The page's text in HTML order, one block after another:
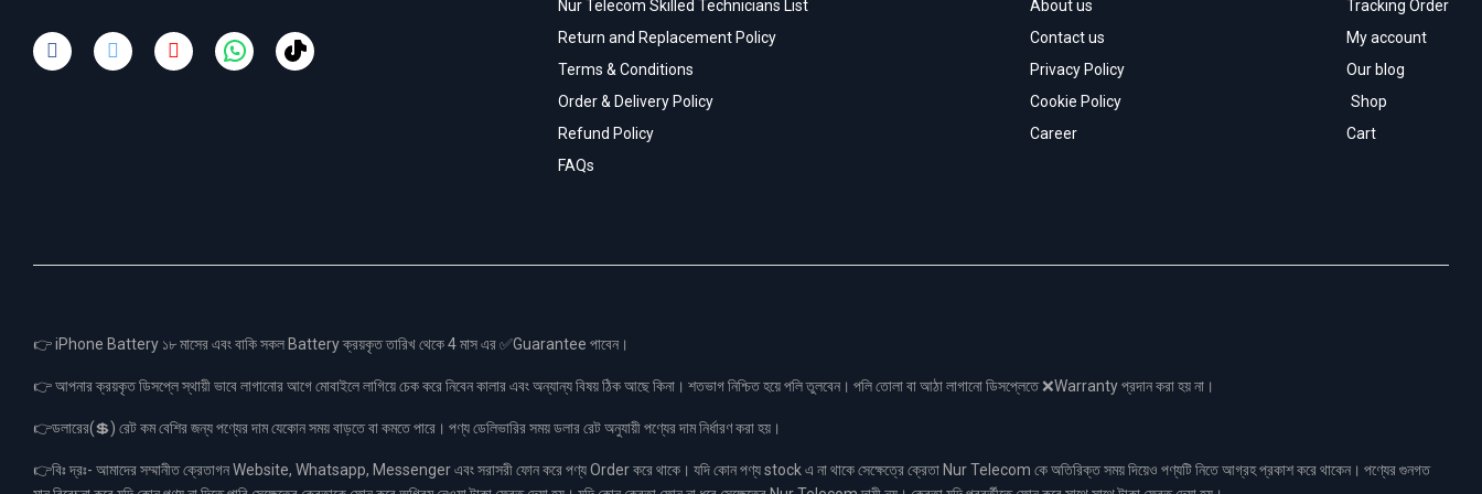
Nur Telecom Skilled Technicians List
Return and Replacement Policy
Terms & Conditions
Order & Delivery Policy
Refund Policy
FAQs
About us
Contact us
Privacy Policy
Cookie Policy
Career
Tracking Order
My account
Our blog
Shop
Cart
👉 iPhone Battery ১৮ মাসের এবং বাকি সকল Battery ক্রয়কৃত তারিখ থেকে 4 মাস এর ✅Guarantee পাবেন।
👉 আপনার ক্রয়কৃত ডিসপ্লে স্থায়ী ভাবে লাগানোর আগে মোবাইলে লাগিয়ে চেক করে নিবেন কালার এবং অন্যান্য বিষয় ঠিক আছে কিনা। শতভাগ নিশ্চিত হয়ে পলি তুলবেন। পলি তোলা বা আঠা লাগানো ডিসপ্লেতে ❌Warranty প্রদান করা হয় না।
👉ডলারের(💲) রেট কম বেশির জন্য পণ্যের দাম যেকোন সময় বাড়তে বা কমতে পারে। পণ্য ডেলিভারির সময় ডলার রেট অনুযায়ী পণ্যের দাম নির্ধারণ করা হয়।
👉বিঃ দ্রঃ- আমাদের সম্মানীত ক্রেতাগন Website, Whatsapp, Messenger এবং সরাসরী ফোন করে পণ্য Order করে থাকে। যদি কোন পণ্য stock এ না থাকে সেক্ষেত্রে ক্রেতা Nur Telecom কে অতিরিক্ত সময় দিয়েও পণ্যটি নিতে আগ্রহ প্রকাশ করে থাকেন। পণ্যের গুনগত